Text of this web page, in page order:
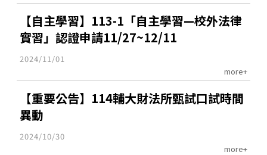
【自主學習】113-1「自主學習—校外法律
實習」認證申請11/27~12/11
2024/11/01
more+
【重要公告】114輔大財法所甄試口試時間
異動
2024/10/30
more+